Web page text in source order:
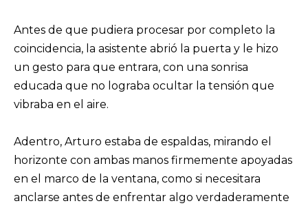
Antes de que pudiera procesar por completo la
coincidencia, la asistente abrió la puerta y le hizo
un gesto para que entrara, con una sonrisa
educada que no lograba ocultar la tensión que
vibraba en el aire.
Adentro, Arturo estaba de espaldas, mirando el
horizonte con ambas manos firmemente apoyadas
en el marco de la ventana, como si necesitara
anclarse antes de enfrentar algo verdaderamente